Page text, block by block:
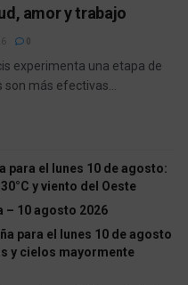
amor y trabajo
experimenta una etapa de
más efectivas...
para el lunes 10 de agosto:
y viento del Oeste
– 10 agosto 2026
para el lunes 10 de agosto
y cielos mayormente